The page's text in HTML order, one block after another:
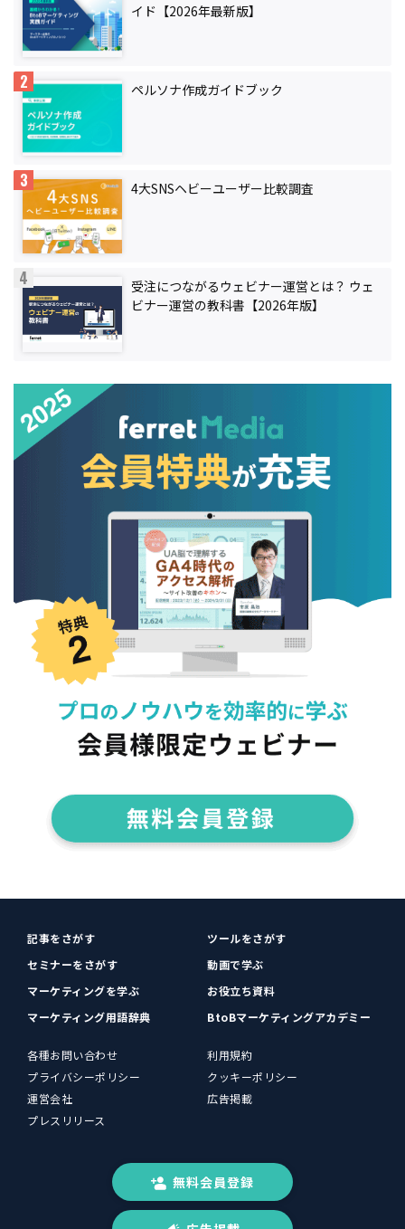
イド【2026年最新版】
ペルソナ作成ガイドブック
4大SNSヘビーユーザー比較調査
受注につながるウェビナー運営とは？ ウェ
ビナー運営の教科書【2026年版】
記事をさがす
ツールをさがす
セミナーをさがす
動画で学ぶ
マーケティングを学ぶ
お役立ち資料
マーケティング用語辞典
BtoBマーケティングアカデミー
各種お問い合わせ
利用規約
プライバシーポリシー
クッキーポリシー
運営会社
広告掲載
プレスリリース
無料会員登録